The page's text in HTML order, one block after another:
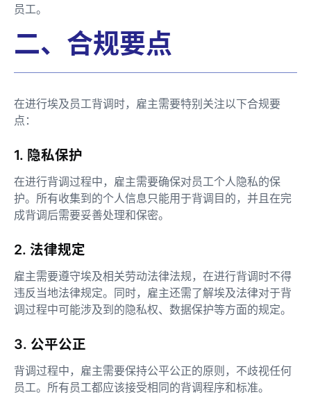
员工。
二、合规要点
在进行埃及员工背调时，雇主需要特别关注以下合规要
点：
1. 隐私保护
在进行背调过程中，雇主需要确保对员工个人隐私的保
护。所有收集到的个人信息只能用于背调目的，并且在完
成背调后需要妥善处理和保密。
2. 法律规定
雇主需要遵守埃及相关劳动法律法规，在进行背调时不得
违反当地法律规定。同时，雇主还需了解埃及法律对于背
调过程中可能涉及到的隐私权、数据保护等方面的规定。
3. 公平公正
背调过程中，雇主需要保持公平公正的原则，不歧视任何
员工。所有员工都应该接受相同的背调程序和标准。